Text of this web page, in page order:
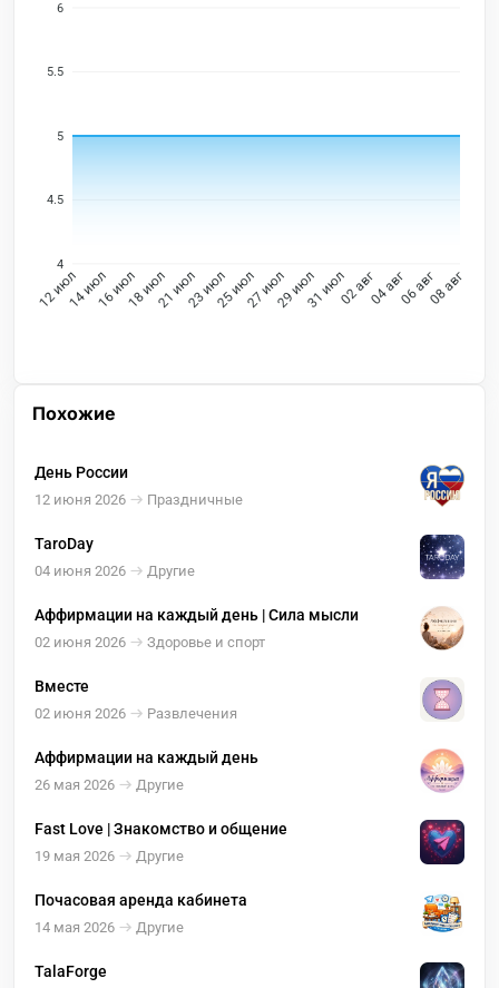
6
5.5
5
4.5
4
12 июл14 июл16 июл18 июл21 июл23 июл25 июл27 июл29 июл31 июл02 авг04 авг06 авг08 авг
Похожие
День России
12 июня 2026 Праздничные
TaroDay
04 июня 2026 Другие
Аффирмации на каждый день | Сила мысли
02 июня 2026 Здоровье и спорт
Вместе
02 июня 2026 Развлечения
Аффирмации на каждый день
26 мая 2026 Другие
Fast Love | Знакомство и общение
19 мая 2026 Другие
Почасовая аренда кабинета
14 мая 2026 Другие
TalaForge